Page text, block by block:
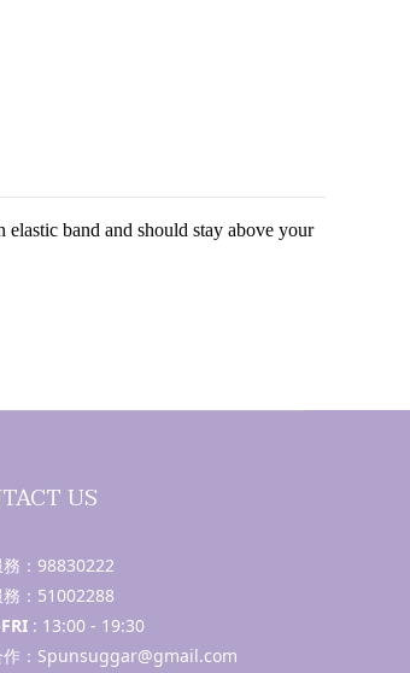
band and should stay above your
US
： 98830222
： 51002288
: 13:00 - 19:30
作：Spunsuggar@gmail.com